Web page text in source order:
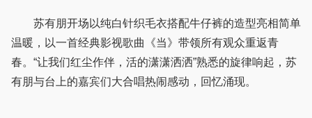
苏有朋开场以纯白针织毛衣搭配牛仔裤的造型亮相简单
温暖，以一首经典影视歌曲《当》带领所有观众重返青
春。“让我们红尘作伴，活的潇潇洒洒”熟悉的旋律响起，苏
有朋与台上的嘉宾们大合唱热闹感动，回忆涌现。